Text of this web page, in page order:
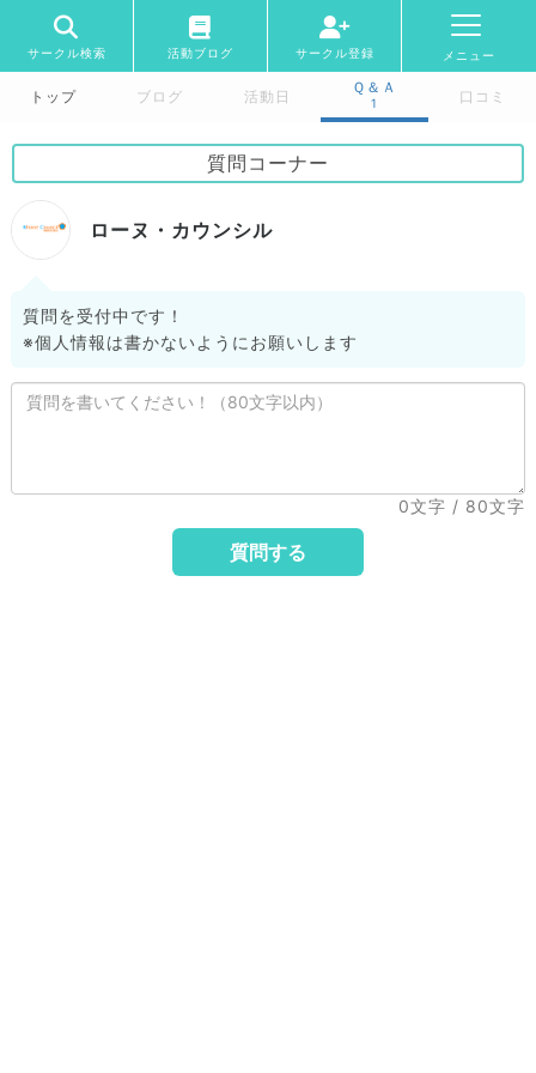
サークル検索 活動ブログ サークル登録 メニュー
トップ ブログ 活動日
Ｑ＆Ａ
1 口コミ
質問コーナー
ローヌ・カウンシル
質問を受付中です！
※個人情報は書かないようにお願いします
0文字 / 80文字